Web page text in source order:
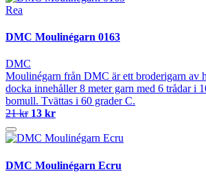
Rea
DMC Moulinégarn 0163
DMC
Moulinégarn från DMC är ett broderigarn av
docka innehåller 8 meter garn med 6 trådar i
bomull. Tvättas i 60 grader C.
21 kr 13 kr
DMC Moulinégarn Ecru